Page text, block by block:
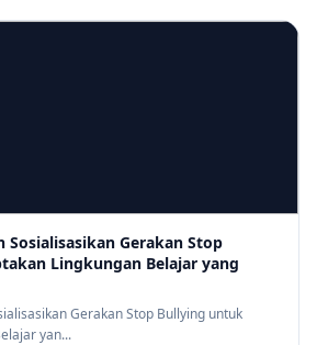
Sosialisasikan Gerakan Stop
Lingkungan Belajar yang
Gerakan Stop Bullying untuk
yan...